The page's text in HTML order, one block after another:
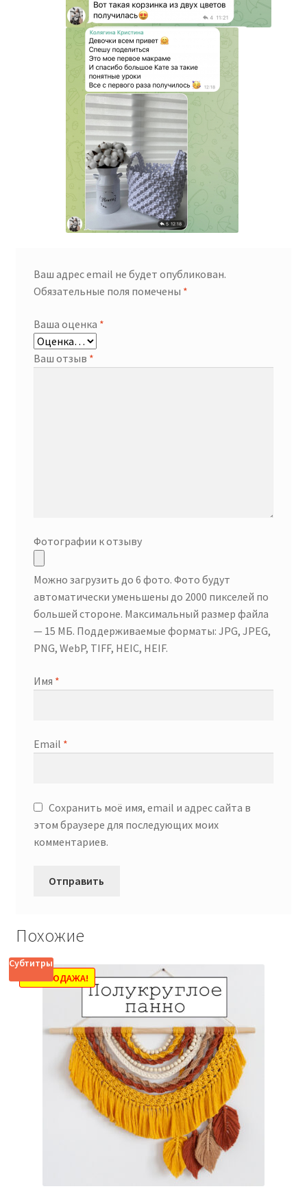
Ваш адрес email не будет опубликован.
Обязательные поля помечены *
Ваша оценка *
Ваш отзыв *
Фотографии к отзыву
Можно загрузить до 6 фото. Фото будут
автоматически уменьшены до 2000 пикселей по
большей стороне. Максимальный размер файла
— 15 МБ. Поддерживаемые форматы: JPG, JPEG,
PNG, WebP, TIFF, HEIC, HEIF.
Имя *
Email *
Сохранить моё имя, email и адрес сайта в
этом браузере для последующих моих
комментариев.
Похожие
Субтитры
РАСПРОДАЖА!